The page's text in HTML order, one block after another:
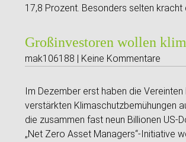
17,8 Prozent. Besonders selten kracht
Großinvestoren wollen
mak106188 | Keine Kommentare
Im Dezember erst haben die
verstärkten Klimaschutzbemühungen
die zusammen fast neun Billionen US-
„Net Zero Asset Managers“-Initiative